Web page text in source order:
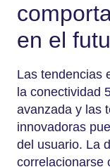
en el
Las tendencias
la conectividad
avanzada y las
innovadoras
del usuario. La
correlacionarse